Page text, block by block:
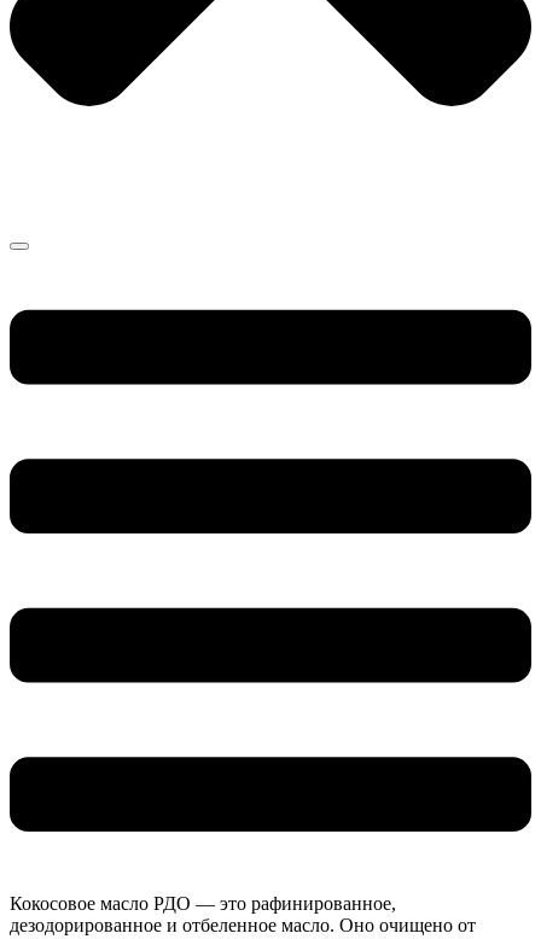
Кокосовое масло РДО — это рафинированное,
дезодорированное и отбеленное масло. Оно очищено от